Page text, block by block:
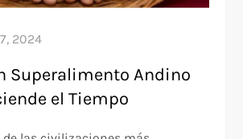
Superalimento Andino
el Tiempo